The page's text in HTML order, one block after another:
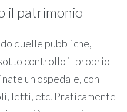
il patrimonio
quelle pubbliche,
controllo il proprio
un ospedale, con
letti, etc. Praticamente